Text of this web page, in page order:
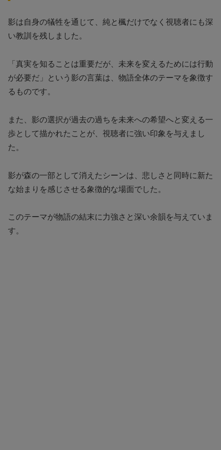
影は自身の犠牲を通じて、純と楓だけでなく視聴者にも深
い教訓を残しました。
「真実を知ることは重要だが、未来を変えるためには行動
が必要だ」という影の言葉は、物語全体のテーマを象徴す
るものです。
また、影の選択が過去の過ちを未来への希望へと変える一
歩として描かれたことが、視聴者に強い印象を与えまし
た。
影が森の一部として消えたシーンは、悲しさと同時に新た
な始まりを感じさせる象徴的な場面でした。
このテーマが物語の結末に力強さと深い余韻を与えていま
す。